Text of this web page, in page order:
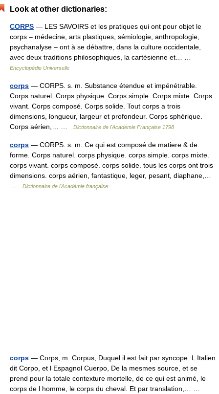
Look at other dictionaries:
CORPS — LES SAVOIRS et les pratiques qui ont pour objet le
corps – médecine, arts plastiques, sémiologie, anthropologie,
psychanalyse – ont à se débattre, dans la culture occidentale,
avec deux traditions philosophiques, la cartésienne et… …
Encyclopédie Universelle
corps — CORPS. s. m. Substance étendue et impénétrable.
Corps naturel. Corps physique. Corps simple. Corps mixte. Corps
vivant. Corps composé. Corps solide. Tout corps a trois
dimensions, longueur, largeur et profondeur. Corps sphérique.
Corps aérien,… …
Dictionnaire de l'Académie Française 1798
corps — CORPS. s. m. Ce qui est composé de matiere & de
forme. Corps naturel. corps physique. corps simple. corps mixte.
corps vivant. corps composé. corps solide. tous les corps ont trois
dimensions. corps aërien, fantastique, leger, pesant, diaphane,…
Dictionnaire de l'Académie française
corps — Corps, m. Corpus, Duquel il est fait par syncope. L Italien
dit Corpo, et l Espagnol Cuerpo, De la mesmes source, et se
prend pour la totale contexture mortelle, de ce qui est animé, le
corps de l homme, le corps du cheval. Et par translation,… …